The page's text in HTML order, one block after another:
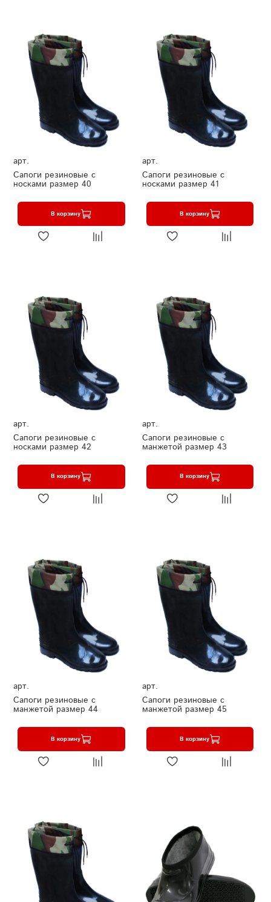
арт.
Сапоги резиновые с
носками размер 40
В корзину
арт.
Сапоги резиновые с
носками размер 41
В корзину
арт.
Сапоги резиновые с
носками размер 42
В корзину
арт.
Сапоги резиновые с
манжетой размер 43
В корзину
арт.
Сапоги резиновые с
манжетой размер 44
В корзину
арт.
Сапоги резиновые с
манжетой размер 45
В корзину